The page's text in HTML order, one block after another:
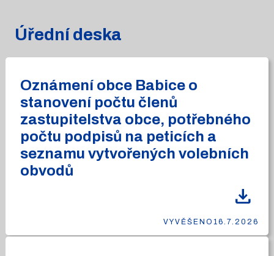
Úřední deska
Oznámení obce Babice o
stanovení počtu členů
zastupitelstva obce, potřebného
počtu podpisů na peticích a
seznamu vytvořených volebních
obvodů
download
VYVĚŠENO 16.7.2026